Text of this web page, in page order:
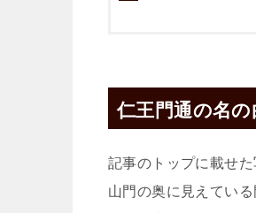
仁王門通の名
記事のトップに載せ
山門の奥に見えている